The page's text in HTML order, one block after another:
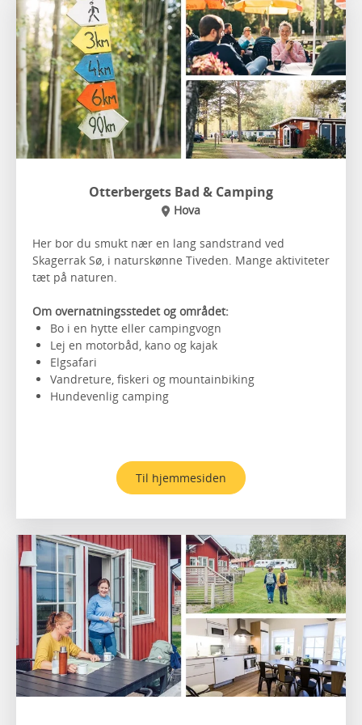
Otterbergets Bad & Camping
Hova
Her bor du smukt nær en lang sandstrand ved
Skagerrak Sø, i naturskønne Tiveden. Mange aktiviteter
tæt på naturen.
Om overnatningsstedet og området:
Bo i en hytte eller campingvogn
Lej en motorbåd, kano og kajak
Elgsafari
Vandreture, fiskeri og mountainbiking
Hundevenlig camping
Til hjemmesiden